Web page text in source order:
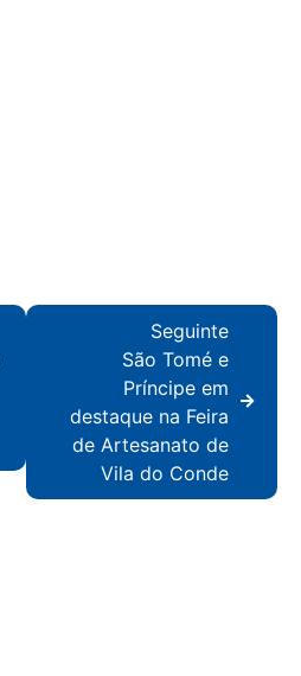
Seguinte
São Tomé e
Príncipe em
destaque na Feira
de Artesanato de
Vila do Conde